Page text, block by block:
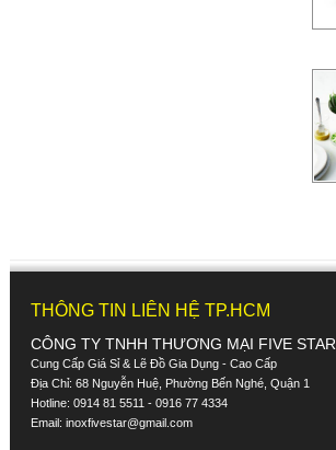
THÔNG TIN LIÊN HỆ TP.HCM
CÔNG TY TNHH THƯƠNG MẠI FIVE STAR
Cung Cấp Giá Sỉ & Lẽ Đồ Gia Dụng - Cao Cấp
Địa Chỉ: 68 Nguyễn Huệ, Phường Bến Nghé, Quận 1
Hotline: 0914 81 5511 - 0916 77 4334
Email: inoxfivestar@gmail.com